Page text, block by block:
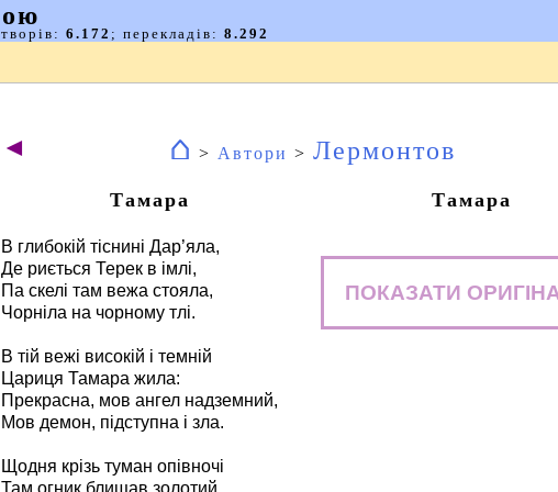
◄ ⌂ > Автори > Лермонтов
Тамара
В глибокій тіснині Дар’яла,
Де риється Терек в імлі,
Па скелі там вежа стояла,
Чорніла на чорному тлі.
В тій вежі високій і темній
Цариця Тамара жила:
Прекрасна, мов ангел надземний,
Мов демон, підступна і зла.
Щодня крізь туман опівночі
Там огник блищав золотий,
Тамара
ПОКАЗАТИ